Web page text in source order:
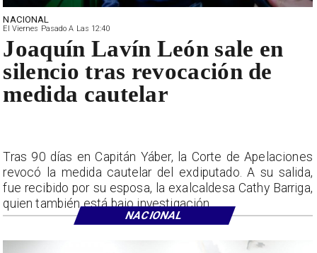
NACIONAL
El Viernes Pasado A Las 12:40
Joaquín Lavín León sale en
silencio tras revocación de
medida cautelar
Tras 90 días en Capitán Yáber, la Corte de Apelaciones
revocó la medida cautelar del exdiputado. A su salida,
fue recibido por su esposa, la exalcaldesa Cathy Barriga,
quien también está bajo investigación.
NACIONAL